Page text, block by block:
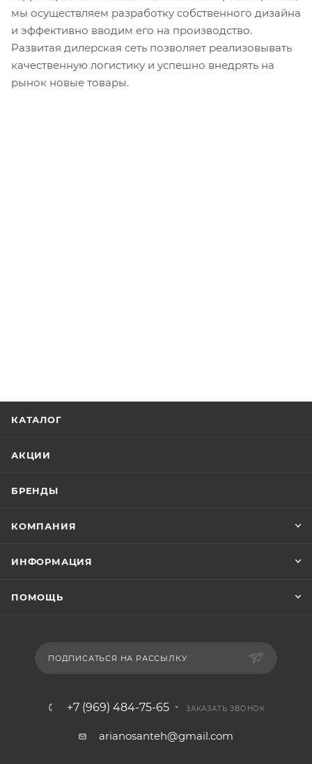
мы осуществляем разработку собственного дизайна
и эффективно вводим его на производство.
Развитая дилерская сеть позволяет реализовывать
качественную логистику и успешно внедрять на
рынок новые товары.
КАТАЛОГ
АКЦИИ
БРЕНДЫ
КОМПАНИЯ
ИНФОРМАЦИЯ
ПОМОЩЬ
ПОДПИСАТЬСЯ НА РАССЫЛКУ
+7 (969) 484-75-65 ЗАКАЗАТЬ ЗВОНОК
arianosanteh@gmail.com